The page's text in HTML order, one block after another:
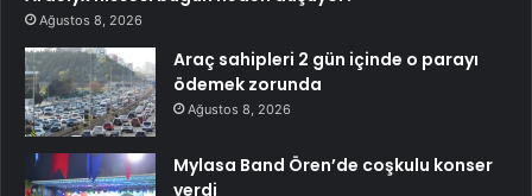
Ağustos 8, 2026
Araç sahipleri 2 gün içinde o parayı
ödemek zorunda
Ağustos 8, 2026
Mylasa Band Ören’de coşkulu konser
verdi